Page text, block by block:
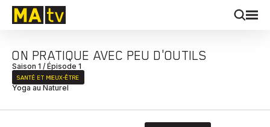
ON PRATIQUE AVEC PEU D'OUTILS
Saison 1 / Épisode 1
SANTÉ ET MIEUX‑ÊTRE
Yoga au Naturel